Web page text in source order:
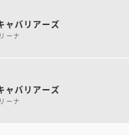
ャバリアーズ
ーナ
ャバリアーズ
ーナ